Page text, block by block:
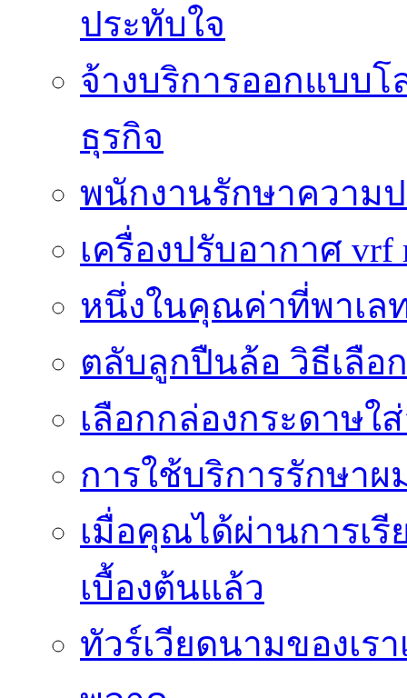
ประทับใจ
จ้างบริการออกแบบโ
ธุรกิจ
พนักงานรักษาความ
เครื่องปรับอากาศ vrf
หนึ่งในคุณค่าที่พาเล
ตลับลูกปืนล้อ วิธีเลือ
เลือกกล่องกระดาษใ
การใช้บริการรักษาผ
เมื่อคุณได้ผ่านการเ
เบื้องต้นแล้ว
ทัวร์เวียดนามของเร